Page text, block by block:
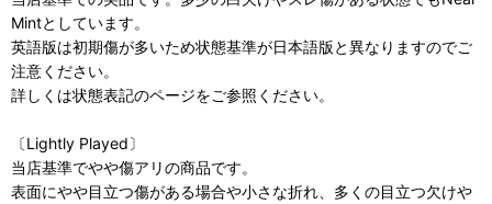
Mintとしています。
英語版は初期傷が多いため状態基準が日本語版と異なりますのでご
注意ください。
詳しくは状態表記のページをご参照ください。
〔Lightly Played〕
当店基準でやや傷アリの商品です。
表面にやや目立つ傷がある場合や小さな折れ、多くの目立つ欠けや